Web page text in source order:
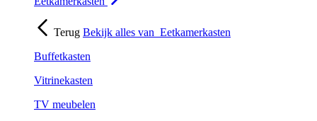
Terug Bekijk alles van Eetkamerkasten
Buffetkasten
Vitrinekasten
TV meubelen